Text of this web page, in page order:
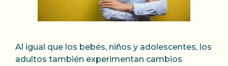
Al igual que los bebés, niños y adolescentes, los
adultos también experimentan cambios